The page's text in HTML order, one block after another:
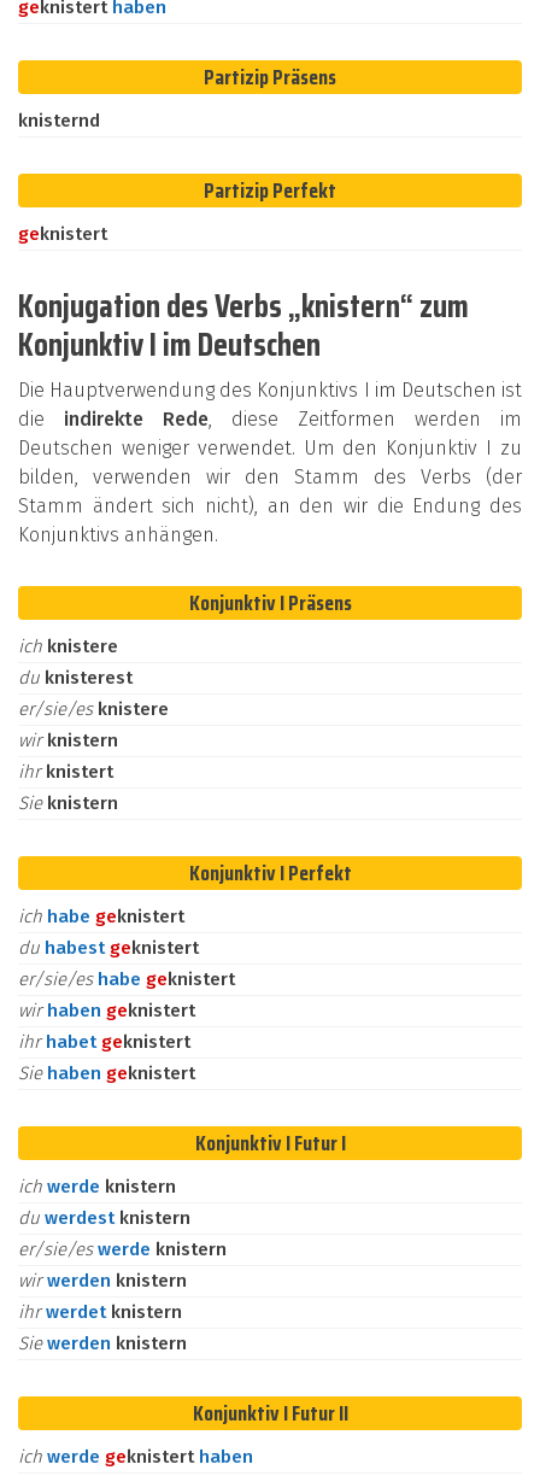
ge knistert haben
Partizip Präsens
knisternd
Partizip Perfekt
geknistert
Konjugation des Verbs „knistern“ zum
Konjunktiv I im Deutschen
Die Hauptverwendung des Konjunktivs I im Deutschen ist
die indirekte Rede, diese Zeitformen werden im
Deutschen weniger verwendet. Um den Konjunktiv I zu
bilden, verwenden wir den Stamm des Verbs (der
Stamm ändert sich nicht), an den wir die Endung des
Konjunktivs anhängen.
Konjunktiv I Präsens
ich knistere
du knisterest
er/sie/es knistere
wirknistern
ihrknistert
Sie knistern
Konjunktiv I Perfekt
ich habe geknistert
du habest geknistert
er/sie/es habe geknistert
wirhaben geknistert
ihrhabet geknistert
Sie haben geknistert
Konjunktiv I Futur I
ich werde knistern
du werdest knistern
er/sie/eswerde knistern
wirwerden knistern
ihrwerdet knistern
Siewerden knistern
Konjunktiv I Futur II
ich werde geknistert haben